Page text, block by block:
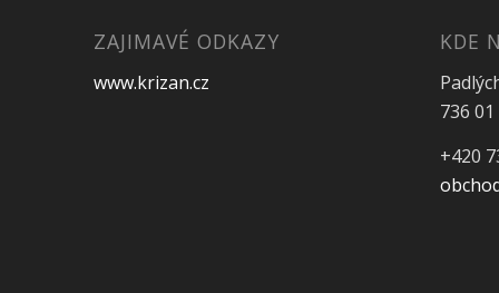
ZAJIMAVÉ ODKAZY
www.krizan.cz
KDE
736
+420